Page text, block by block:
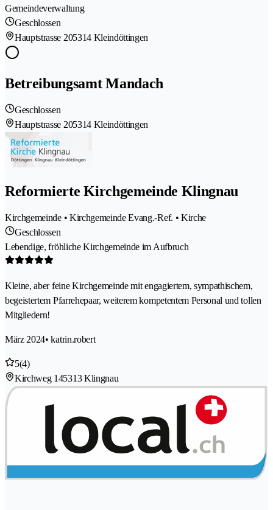
Gemeindeverwaltung
Geschlossen
Hauptstrasse 205314 Kleindöttingen
Betreibungsamt Mandach
Geschlossen
Hauptstrasse 205314 Kleindöttingen
Reformierte Kirchgemeinde Klingnau
Kirchgemeinde • Kirchgemeinde Evang.-Ref. • Kirche
Geschlossen
Lebendige, fröhliche Kirchgemeinde im Aufbruch
Kleine, aber feine Kirchgemeinde mit engagiertem, sympathischem,
begeistertem Pfarrehepaar, weiterem kompetentem Personal und tollen
Mitgliedern!
März 2024• katrin.robert
5(4)
Kirchweg 145313 Klingnau